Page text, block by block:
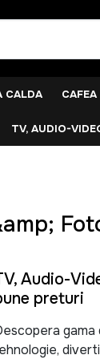
CALDA CAFEA
TV, AUDIO-
Audio-
preturi